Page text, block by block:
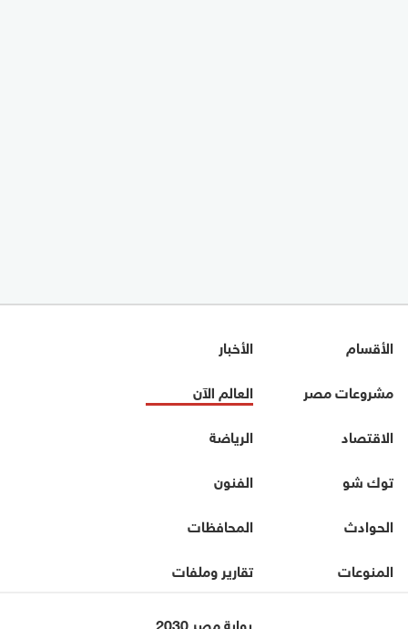
الأقسام
الأخبار
مشروعات مصر
العالم الآن
الاقتصاد
الرياضة
توك شو
الفنون
الحوادث
المحافظات
المنوعات
تقارير وملفات
بوابة مصر 2030